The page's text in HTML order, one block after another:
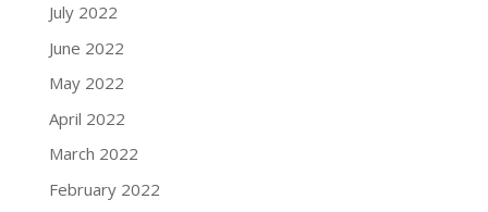
July 2022
June 2022
May 2022
April 2022
March 2022
February 2022